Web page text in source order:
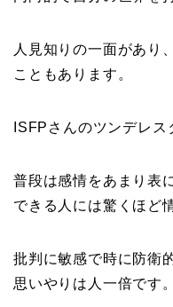
人見知りの一面があり
こともあります。
ISFPさんのツンデレス
普段は感情をあまり表
できる人には驚くほど
批判に敏感で時に防衛
思いやりは人一倍です。